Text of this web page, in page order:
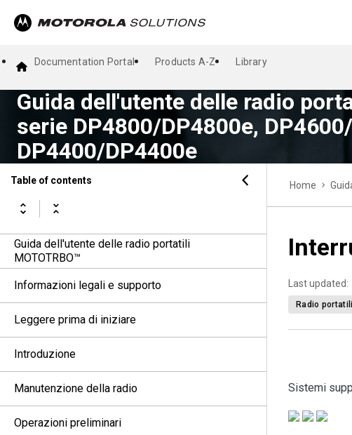
Documentation Portal Products A-Z Library
Guida dell'utente delle radio
serie DP4800/DP4800e,
DP4400/DP4400e
Table of contents
Guida dell'utente delle radio portatili
MOTOTRBO™
Informazioni legali e supporto
Leggere prima di iniziare
Introduzione
Manutenzione della radio
Operazioni preliminari
Home
Last updated:
Radio portatili
Sistemi